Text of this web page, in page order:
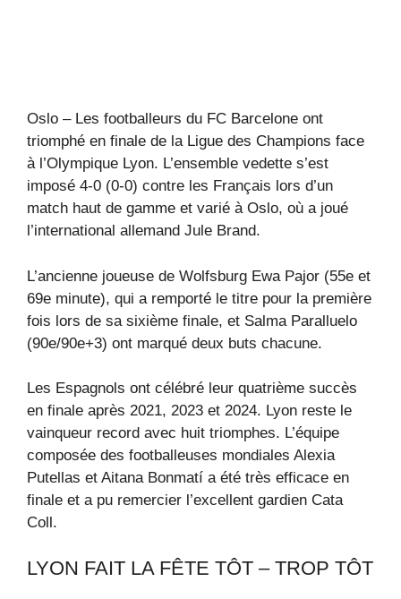
Oslo – Les footballeurs du FC Barcelone ont
triomphé en finale de la Ligue des Champions face
à l’Olympique Lyon. L’ensemble vedette s’est
imposé 4-0 (0-0) contre les Français lors d’un
match haut de gamme et varié à Oslo, où a joué
l’international allemand Jule Brand.
L’ancienne joueuse de Wolfsburg Ewa Pajor (55e et
69e minute), qui a remporté le titre pour la première
fois lors de sa sixième finale, et Salma Paralluelo
(90e/90e+3) ont marqué deux buts chacune.
Les Espagnols ont célébré leur quatrième succès
en finale après 2021, 2023 et 2024. Lyon reste le
vainqueur record avec huit triomphes. L’équipe
composée des footballeuses mondiales Alexia
Putellas et Aitana Bonmatí a été très efficace en
finale et a pu remercier l’excellent gardien Cata
Coll.
LYON FAIT LA FÊTE TÔT – TROP TÔT